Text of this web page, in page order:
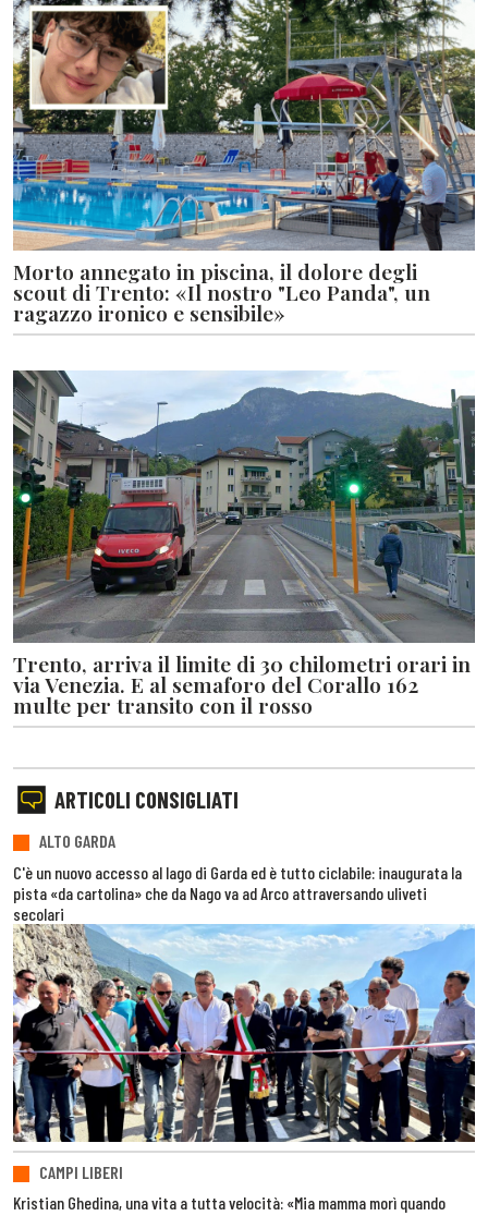
Morto annegato in piscina, il dolore degli
scout di Trento: «Il nostro "Leo Panda", un
ragazzo ironico e sensibile»
Trento, arriva il limite di 30 chilometri orari in
via Venezia. E al semaforo del Corallo 162
multe per transito con il rosso
ARTICOLI CONSIGLIATI
ALTO GARDA
C'è un nuovo accesso al lago di Garda ed è tutto ciclabile: inaugurata la
pista «da cartolina» che da Nago va ad Arco attraversando uliveti
secolari
CAMPI LIBERI
Kristian Ghedina, una vita a tutta velocità: «Mia mamma morì quando